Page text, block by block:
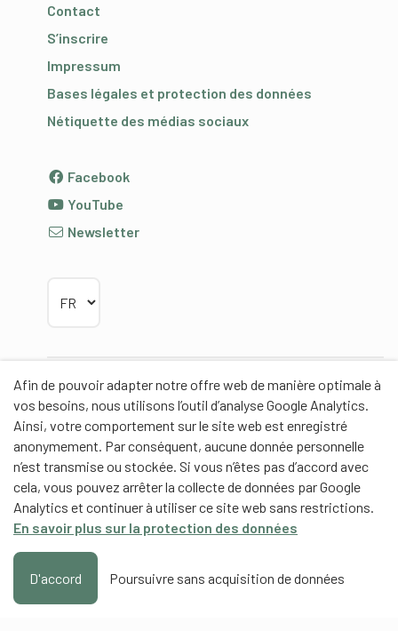
Afin de pouvoir adapter notre offre web de manière optimale à
vos besoins, nous utilisons l’outil d’analyse Google Analytics.
Ainsi, votre comportement sur le site web est enregistré
anonymement. Par conséquent, aucune donnée personnelle
n’est transmise ou stockée. Si vous n’êtes pas d’accord avec
cela, vous pouvez arrêter la collecte de données par Google
Analytics et continuer à utiliser ce site web sans restrictions.
En savoir plus sur la protection des données
D'accord Poursuivre sans acquisition de données
Contact
S’inscrire
Impressum
Bases légales et protection des données
Nétiquette des médias sociaux
Facebook
YouTube
Newsletter
Partenaires
Partenaires de contenus
Haute école fédérale de sport de Macolin HEFSM